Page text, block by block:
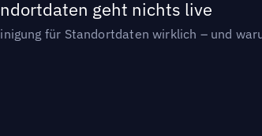
geht nichts live
für Standortdaten wirklich – und